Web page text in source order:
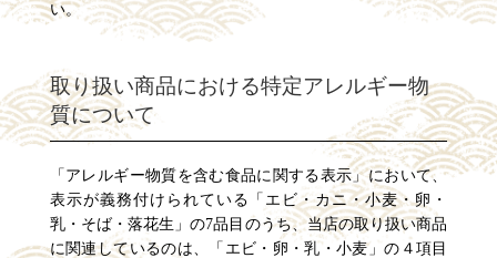
い。
取り扱い商品における特定アレルギー物
質について
「アレルギー物質を含む食品に関する表示」において、
表示が義務付けられている「エビ・カニ・小麦・卵・
乳・そば・落花生」の7品目のうち、当店の取り扱い商品
に関連しているのは、「エビ・卵・乳・小麦」の４項目